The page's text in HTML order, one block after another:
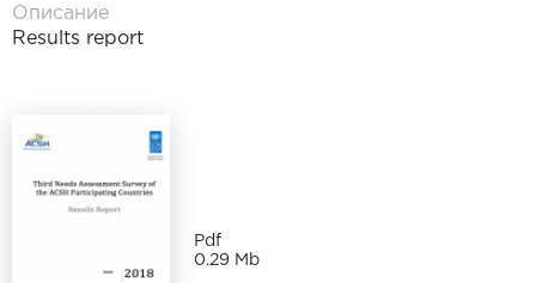
Описание
Results report
Pdf
0.29 Mb